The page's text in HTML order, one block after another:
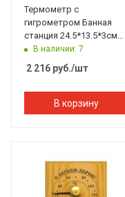
Термометр с
гигрометром Банная
станция 24.5*13.5*3см
Банные штучки
В наличии: 7
2 216 руб./шт
В корзину